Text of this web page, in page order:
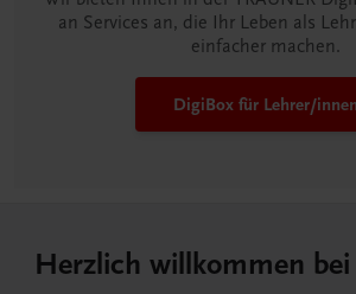
an Services an, die Ihr Leben als
einfacher machen.
DigiBox für Lehrer/innen
Herzlich willkommen bei